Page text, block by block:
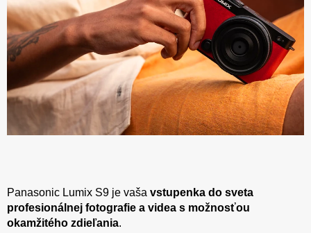
Panasonic Lumix S9 je vaša vstupenka do sveta
profesionálnej fotografie a videa s možnosťou
okamžitého zdieľania.